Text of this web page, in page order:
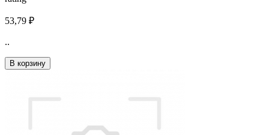
53,79 ₽
..
В корзину